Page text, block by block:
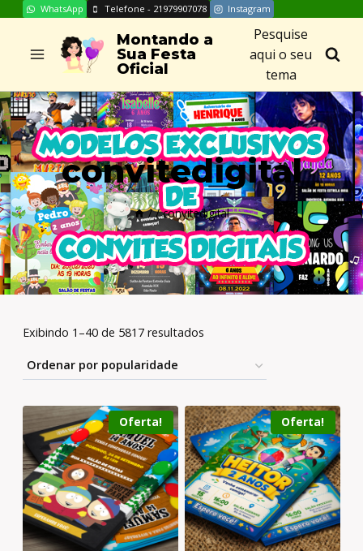
Skip
content
WhatsApp Telefone - 21979907078 Instagram
Montando a
Sua Festa
Oficial
Pesquise
aqui o seu
tema
convitedigital
/ / convitedigital
Exibindo 1–40 de 5817 resultados
Oferta! Oferta!